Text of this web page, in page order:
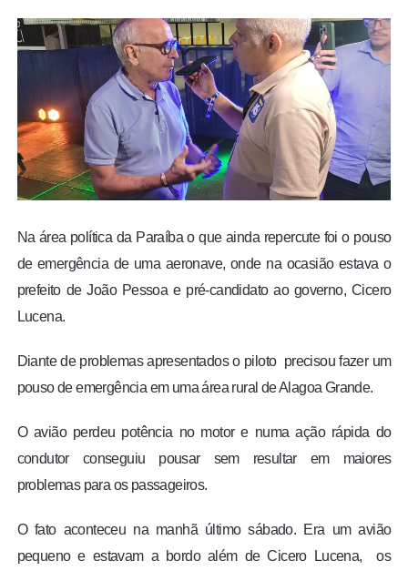
ENTRETENIMENTO
ENQUETE
TV LPB
COLUNISTAS
Na área política da Paraíba o que ainda repercute foi o pouso
de emergência de uma aeronave, onde na ocasião estava o
prefeito de João Pessoa e pré-candidato ao governo, Cicero
Lucena.
Diante de problemas apresentados o piloto precisou fazer um
pouso de emergência em uma área rural de Alagoa Grande.
O avião perdeu potência no motor e numa ação rápida do
condutor conseguiu pousar sem resultar em maiores
problemas para os passageiros.
O fato aconteceu na manhã último sábado. Era um avião
pequeno e estavam a bordo além de Cicero Lucena, os